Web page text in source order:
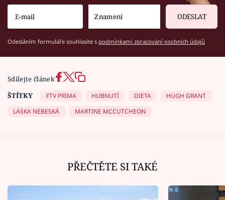
ODESLAT
Odesláním formuláře souhlasíte s podmínkami zpracování osobních údajů
Sdílejte článek
ŠTÍTKY
FTV PRIMA HUBNUTÍ DIETA
HUGH GRANT
LÁSKA NEBESKÁ
MARTINE MCCUTCHEON
PŘEČTĚTE SI TAKÉ